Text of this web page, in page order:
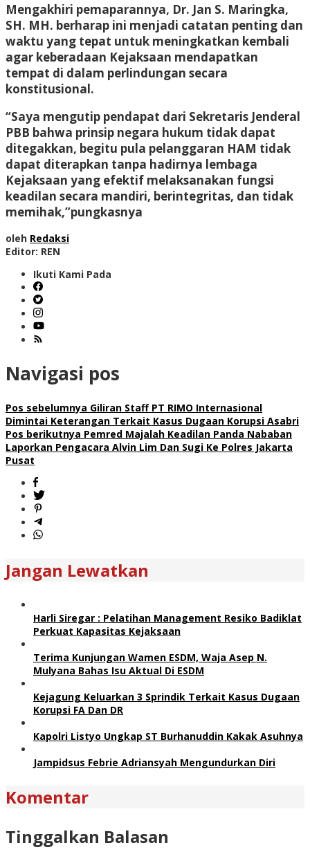
Mengakhiri pemaparannya, Dr. Jan S. Maringka,
SH. MH. berharap ini menjadi catatan penting dan
waktu yang tepat untuk meningkatkan kembali
agar keberadaan Kejaksaan mendapatkan
tempat di dalam perlindungan secara
konstitusional.
“Saya mengutip pendapat dari Sekretaris Jenderal
PBB bahwa prinsip negara hukum tidak dapat
ditegakkan, begitu pula pelanggaran HAM tidak
dapat diterapkan tanpa hadirnya lembaga
Kejaksaan yang efektif melaksanakan fungsi
keadilan secara mandiri, berintegritas, dan tidak
memihak,”pungkasnya
oleh Redaksi
Editor: REN
Ikuti Kami Pada
Navigasi pos
Pos sebelumnya Giliran Staff PT RIMO Internasional
Dimintai Keterangan Terkait Kasus Dugaan Korupsi Asabri
Pos berikutnya Pemred Majalah Keadilan Panda Nababan
Laporkan Pengacara Alvin Lim Dan Sugi Ke Polres Jakarta
Pusat
Jangan Lewatkan
Harli Siregar : Pelatihan Management Resiko Badiklat
Perkuat Kapasitas Kejaksaan
Terima Kunjungan Wamen ESDM, Waja Asep N.
Mulyana Bahas Isu Aktual Di ESDM
Kejagung Keluarkan 3 Sprindik Terkait Kasus Dugaan
Korupsi FA Dan DR
Kapolri Listyo Ungkap ST Burhanuddin Kakak Asuhnya
Jampidsus Febrie Adriansyah Mengundurkan Diri
Komentar
Tinggalkan Balasan